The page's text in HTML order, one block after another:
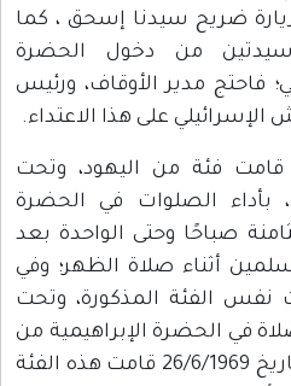
ضريح سيدنا إسحق ، كما
من دخول الحضرة
فاحتج مدير الأوقاف، ورئيس
على هذا الاعتداء.
بتاريخ 13-14/6/1969م قامت فئة من اليهود، وتحت
بأداء الصلوات في الحضرة
صباحًا وحتى الواحدة بعد
أثناء صلاة الظهر؛ وفي
21/6/69 قامت نفس الفئة المذكورة، وتحت
في الحضرة الإبراهيمية من
الساعة الثامنة مساء. وبتاريخ 26/6/1969 قامت هذه الفئة